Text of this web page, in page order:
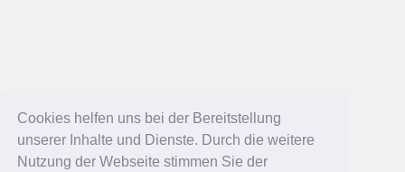
Cookies helfen uns bei der Bereitstellung
unserer Inhalte und Dienste. Durch die weitere
Nutzung der Webseite stimmen Sie der